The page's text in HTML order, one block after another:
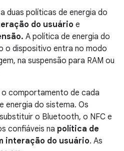
duas políticas de energia do
do usuário e
A política de energia do
o dispositivo entra no modo
na suspensão para RAM ou
comportamento de cada
energia do sistema. Os
o Bluetooth, o NFC e
confiáveis na política de
interação do usuário. As